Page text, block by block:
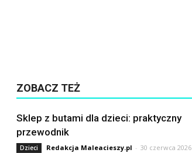
ZOBACZ TEŻ
Sklep z butami dla dzieci: praktyczny
przewodnik
Dzieci Redakcja Maleacieszy.pl - 30 czerwca 2026